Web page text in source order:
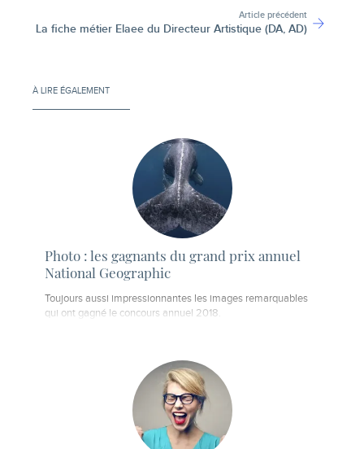
Article précédent
La fiche métier Elaee du Directeur Artistique (DA, AD)
À LIRE ÉGALEMENT
Photo : les gagnants du grand prix annuel
National Geographic
Toujours aussi impressionnantes les images remarquables
qui ont gagné le concours annuel 2018.